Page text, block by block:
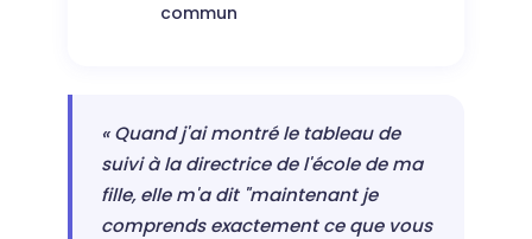
commun
« Quand j'ai montré le tableau de
suivi à la directrice de l'école de ma
fille, elle m'a dit "maintenant je
comprends exactement ce que vous